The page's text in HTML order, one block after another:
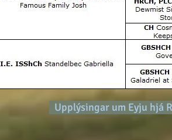
Upplýsingar um Eyju hjá